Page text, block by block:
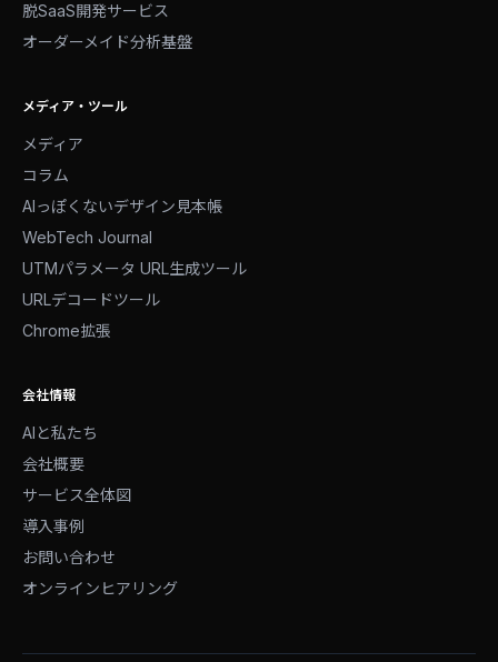
脱SaaS開発サービス
オーダーメイド分析基盤
メディア・ツール
メディア
コラム
AIっぽくないデザイン見本帳
WebTech Journal
UTMパラメータ URL生成ツール
URLデコードツール
Chrome拡張
会社情報
AIと私たち
会社概要
サービス全体図
導入事例
お問い合わせ
オンラインヒアリング